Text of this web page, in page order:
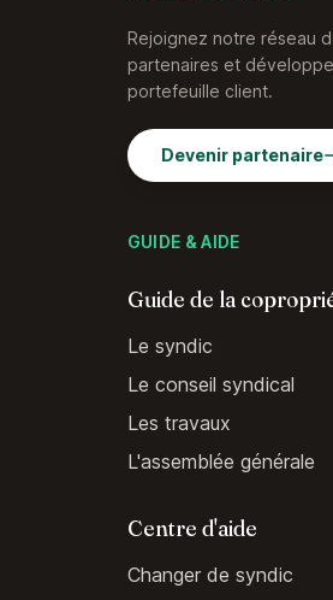
Rejoignez notre réseau
partenaires et
portefeuille client.
Devenir partenaire
GUIDE & AIDE
Guide de la
Le syndic
Le conseil syndical
Les travaux
L'assemblée générale
Centre d'aide
Changer de syndic